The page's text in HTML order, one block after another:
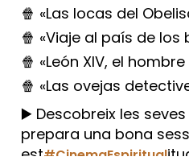
🍿 «Las locas del
🍿 «Viaje al país de los
🍿 «León XIV, el
🍿 «Las ovejas
▶️ Descobreix les
prepara una bona
est#CinemaEspiritual